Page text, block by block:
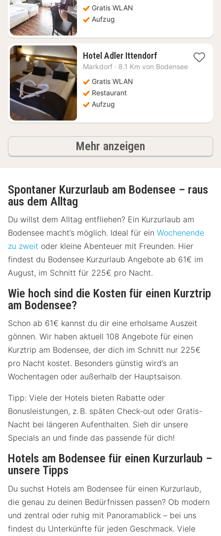
€
Gratis WLAN
Aufzug
Hotel Adler Ittendorf1
Nacht
Markdorf · 8.1 Km von Bodensee
Gratis WLAN
Restaurant
Aufzug
Mehr anzeigen
Spontaner Kurzurlaub am Bodensee – raus
aus dem Alltag
Du willst dem Alltag entfliehen? Ein Kurzurlaub am
Bodensee macht’s möglich. Ideal für ein Wochenende
zu zweit oder kleine Abenteuer mit Freunden. Hier
findest du Bodensee Kurzurlaub Angebote ab 61€ im
August, im Schnitt für 225€ pro Nacht.
Wie hoch sind die Kosten für einen Kurztrip
am Bodensee?
Schon ab 61€ kannst du dir eine erholsame Auszeit
gönnen. Wir haben aktuell 108 Angebote für einen
Kurztrip am Bodensee, der dich im Schnitt nur 225€
pro Nacht kostet. Besonders günstig wird’s an
Wochentagen oder außerhalb der Hauptsaison.
Tipp: Viele der Hotels bieten Rabatte oder
Bonusleistungen, z. B. späten Check-out oder Gratis-
Nacht bei längeren Aufenthalten. Sieh dir unsere
Specials an und finde das passende für dich!
Hotels am Bodensee für einen Kurzurlaub –
unsere Tipps
Du suchst Hotels am Bodensee für einen Kurzurlaub,
die genau zu deinen Bedürfnissen passen? Ob modern
und zentral oder ruhig mit Panoramablick – bei uns
findest du Unterkünfte für jeden Geschmack. Viele